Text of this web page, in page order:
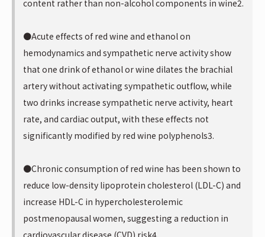
content rather than non-alcohol components in wine2.
●Acute effects of red wine and ethanol on
hemodynamics and sympathetic nerve activity show
that one drink of ethanol or wine dilates the brachial
artery without activating sympathetic outflow, while
two drinks increase sympathetic nerve activity, heart
rate, and cardiac output, with these effects not
significantly modified by red wine polyphenols3.
●Chronic consumption of red wine has been shown to
reduce low-density lipoprotein cholesterol (LDL-C) and
increase HDL-C in hypercholesterolemic
postmenopausal women, suggesting a reduction in
cardiovascular disease (CVD) risk4.